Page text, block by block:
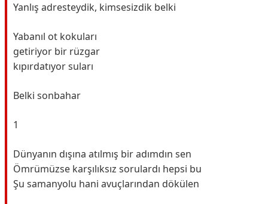
Yanlış adresteydik, kimsesizdik belki
Yabanıl ot kokuları
getiriyor bir rüzgar
kıpırdatıyor suları
Belki sonbahar
1
Dünyanın dışına atılmış bir adımdın sen
Ömrümüzse karşılıksız sorulardı hepsi bu
Şu samanyolu hani avuçlarından dökülen